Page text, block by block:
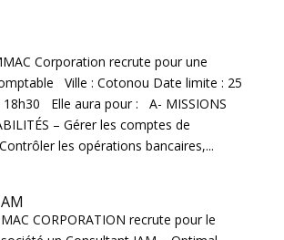
Corporation recrute pour une
Ville : Cotonou Date limite : 25
18h30 Elle aura pour : A- MISSIONS
– Gérer les comptes de
les opérations bancaires,...
CORPORATION recrute pour le